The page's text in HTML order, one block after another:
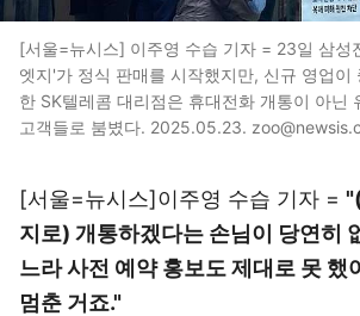
[서울=뉴시스] 이주영 수습 기자 = 23일 삼성
엣지'가 정식 판매를 시작했지만, 신규 영업이
한 SK텔레콤 대리점은 휴대전화 개통이 아닌
고객들로 붐볐다. 2025.05.23.
[서울=뉴시스]이주영 수습 기자 =
지로) 개통하겠다는 손님이 당연히
느라 사전 예약 홍보도 제대로 못 했
멈춘 거죠."